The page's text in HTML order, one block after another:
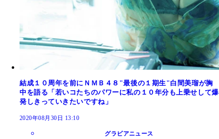
結成１０周年を前にＮＭＢ４８"最後の１期生"白間美瑠が胸
中を語る「若いコたちのパワーに私の１０年分も上乗せして爆
発しきっていきたいですね」
2020年08月30日 13:10
グラビアニュース